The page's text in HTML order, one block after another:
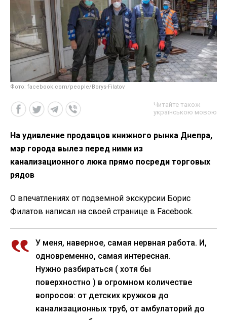
Фото: facebook.com/people/Borys-Filatov
Читайте також
українською мовою
На удивление продавцов книжного рынка Днепра,
мэр города вылез перед ними из
канализационного люка прямо посреди торговых
рядов
О впечатлениях от подземной экскурсии Борис
Филатов написал на своей странице в Facebook.
У меня, наверное, самая нервная работа. И,
одновременно, самая интересная.
Нужно разбираться ( хотя бы
поверхностно ) в огромном количестве
вопросов: от детских кружков до
канализационных труб, от амбулаторий до